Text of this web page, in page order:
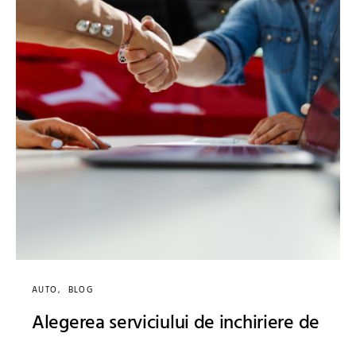
AUTO BLOG
Alegerea serviciului de inchiriere de